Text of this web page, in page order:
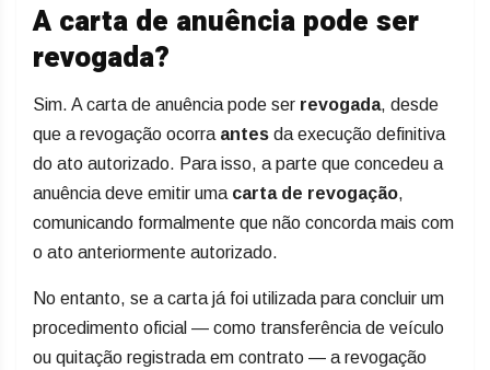
A carta de anuência pode ser
revogada?
Sim. A carta de anuência pode ser revogada, desde
que a revogação ocorra antes da execução definitiva
do ato autorizado. Para isso, a parte que concedeu a
anuência deve emitir uma carta de revogação,
comunicando formalmente que não concorda mais com
o ato anteriormente autorizado.
No entanto, se a carta já foi utilizada para concluir um
procedimento oficial — como transferência de veículo
ou quitação registrada em contrato — a revogação